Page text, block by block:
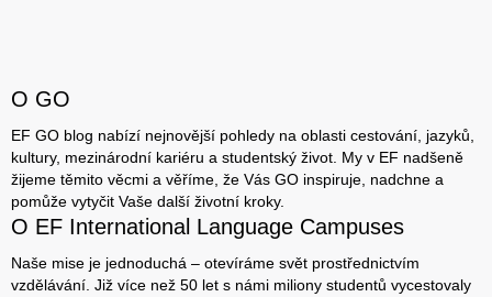
O GO
EF GO blog nabízí nejnovější pohledy na oblasti cestování, jazyků,
kultury, mezinárodní kariéru a studentský život. My v EF nadšeně
žijeme těmito věcmi a věříme, že Vás GO inspiruje, nadchne a
pomůže vytyčit Vaše další životní kroky.
O EF International Language Campuses
Naše mise je jednoduchá – otevíráme svět prostřednictvím
vzdělávání. Již více než 50 let s námi miliony studentů vycestovaly